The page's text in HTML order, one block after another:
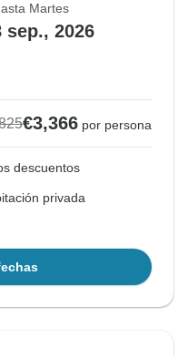
Martes
sep., 2026
€3,366 por persona
descuentos
privada